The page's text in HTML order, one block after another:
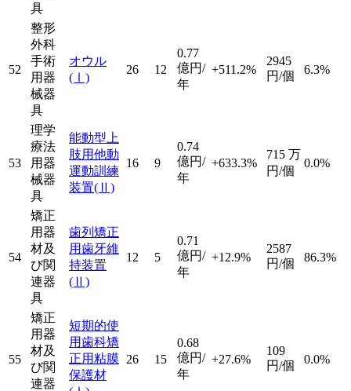
具
52
整形
外科
手術
用器
械器
具
オウル
(Ⅰ)
26 12
0.77
億円/
年
+511.2%
2945
円/個
6.3%
53
理学
療法
用器
械器
具
能動型上
肢用他動
運動訓練
装置(Ⅱ)
16 9
0.74
億円/
年
+633.3%
715 万
円/個
0.0%
54
矯正
用器
材及
び関
連器
具
歯列矯正
用歯牙維
持装置
(Ⅱ)
12 5
0.71
億円/
年
+12.9%
2587
円/個
86.3%
55
矯正
用器
材及
び関
連器
短期的使
用歯科矯
正用粘膜
保護材
26 15
0.68
億円/
年
+27.6%
109
円/個
0.0%